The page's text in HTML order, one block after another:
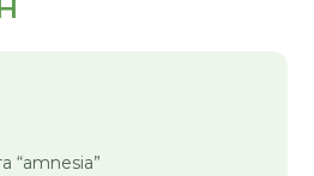
“amnesia”